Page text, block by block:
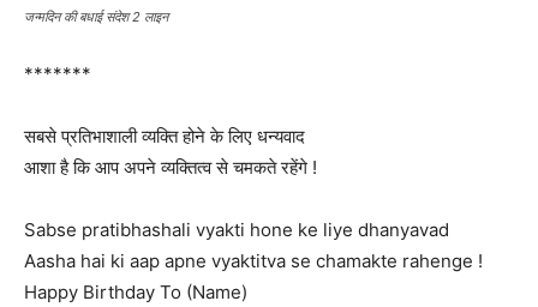
जन्मदिन की बधाई संदेश 2 लाइन
*******
सबसे प्रतिभाशाली व्यक्ति होने के लिए धन्यवाद
आशा है कि आप अपने व्यक्तित्व से चमकते रहेंगे !
Sabse pratibhashali vyakti hone ke liye dhanyavad
Aasha hai ki aap apne vyaktitva se chamakte rahenge !
Happy Birthday To (Name)